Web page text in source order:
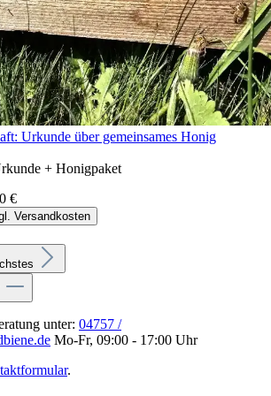
Urkunde über gemeinsames Honig
+ Honigpaket
€
Versandkosten
unter: 04757 /
Mo-Fr, 09:00 - 17:00 Uhr
.